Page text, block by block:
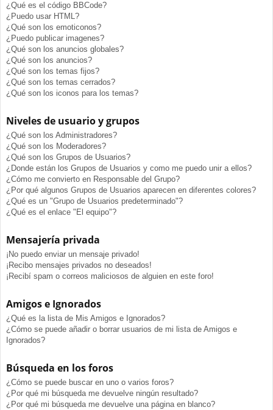
¿Qué es el código BBCode?
¿Puedo usar HTML?
¿Qué son los emoticonos?
¿Puedo publicar imagenes?
¿Qué son los anuncios globales?
¿Qué son los anuncios?
¿Qué son los temas fijos?
¿Qué son los temas cerrados?
¿Qué son los iconos para los temas?
Niveles de usuario y grupos
¿Qué son los Administradores?
¿Qué son los Moderadores?
¿Qué son los Grupos de Usuarios?
¿Donde están los Grupos de Usuarios y como me puedo unir a ellos?
¿Cómo me convierto en Responsable del Grupo?
¿Por qué algunos Grupos de Usuarios aparecen en diferentes colores?
¿Qué es un "Grupo de Usuarios predeterminado"?
¿Qué es el enlace "El equipo"?
Mensajería privada
¡No puedo enviar un mensaje privado!
¡Recibo mensajes privados no deseados!
¡Recibí spam o correos maliciosos de alguien en este foro!
Amigos e Ignorados
¿Qué es la lista de Mis Amigos e Ignorados?
¿Cómo se puede añadir o borrar usuarios de mi lista de Amigos e
Ignorados?
Búsqueda en los foros
¿Cómo se puede buscar en uno o varios foros?
¿Por qué mi búsqueda me devuelve ningún resultado?
¿Por qué mi búsqueda me devuelve una página en blanco?